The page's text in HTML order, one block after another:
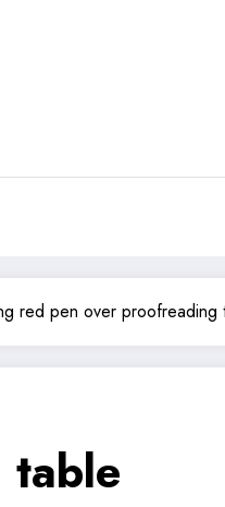
red pen over proofreading
table